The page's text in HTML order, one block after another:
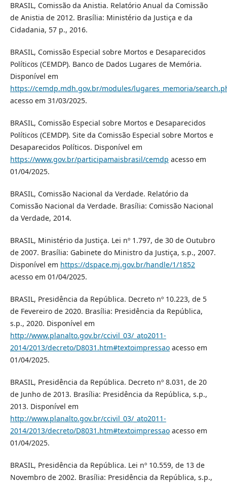
BRASIL, Comissão da Anistia. Relatório Anual da Comissão
de Anistia de 2012. Brasília: Ministério da Justiça e da
Cidadania, 57 p., 2016.
BRASIL, Comissão Especial sobre Mortos e Desaparecidos
Políticos (CEMDP). Banco de Dados Lugares de Memória.
Disponível em
https://cemdp.mdh.gov.br/modules/lugares_memoria/
acesso em 31/03/2025.
BRASIL, Comissão Especial sobre Mortos e Desaparecidos
Políticos (CEMDP). Site da Comissão Especial sobre Mortos e
Desaparecidos Políticos. Disponível em
https://www.gov.br/participamaisbrasil/cemdp acesso em
01/04/2025.
BRASIL, Comissão Nacional da Verdade. Relatório da
Comissão Nacional da Verdade. Brasília: Comissão Nacional
da Verdade, 2014.
BRASIL, Ministério da Justiça. Lei nº 1.797, de 30 de Outubro
de 2007. Brasília: Gabinete do Ministro da Justiça, s.p., 2007.
Disponível em https://dspace.mj.gov.br/handle/1/1852
acesso em 01/04/2025.
BRASIL, Presidência da República. Decreto nº 10.223, de 5
de Fevereiro de 2020. Brasília: Presidência da República,
s.p., 2020. Disponível em
http://www.planalto.gov.br/ccivil_03/_ato2011-
2014/2013/decreto/D8031.htm#textoimpressaoacesso em
01/04/2025.
BRASIL, Presidência da República. Decreto nº 8.031, de 20
de Junho de 2013. Brasília: Presidência da República, s.p.,
2013. Disponível em
http://www.planalto.gov.br/ccivil_03/_ato2011-
2014/2013/decreto/D8031.htm#textoimpressaoacesso em
01/04/2025.
BRASIL, Presidência da República. Lei nº 10.559, de 13 de
Novembro de 2002. Brasília: Presidência da República, s.p.,